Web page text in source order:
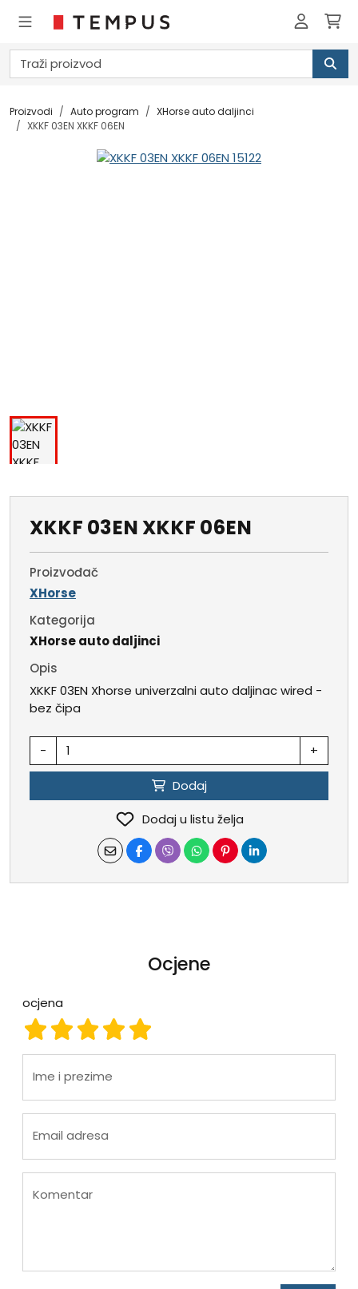
Proizvodi Auto program
XHorse auto daljinci
XKKF 03EN XKKF 06EN
XKKF 03EN XKKF 06EN
Proizvođač
XHorse
Kategorija
XHorse auto daljinci
Opis
XKKF 03EN Xhorse univerzalni auto daljinac wired -
bez čipa
- +
Dodaj
Dodaj u listu želja
Ocjene
ocjena
ocjena 5
ocjena 4
ocjena 3
ocjena 2
ocjena 1
Ime i prezime
Email adresa
Komentar